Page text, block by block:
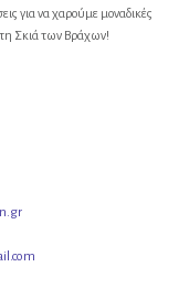
για να χαρούμε μοναδικές
Σκιά των Βράχων!